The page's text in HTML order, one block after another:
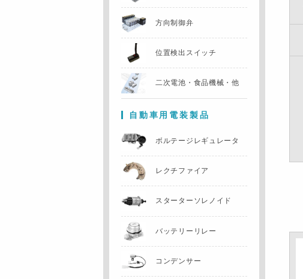
方向制御弁
位置検出スイッチ
二次電池・食品機械・他
自動車用電装製品
ボルテージレギュレータ
レクチファイア
スターターソレノイド
バッテリーリレー
コンデンサー